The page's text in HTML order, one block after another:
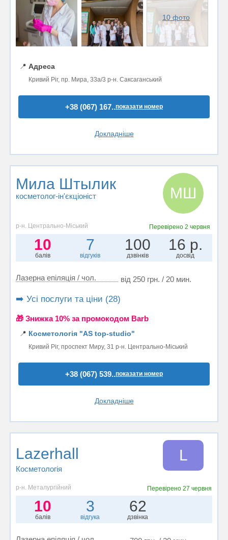
10 фото
📍 Адреса
Кривий Ріг, пр. Мира, 33а/3 р-н. Саксаганський
+38 (067) 167..показати номер
Докладніше
Мила Штылик
косметолог-ін'єкціоніст МШ
р-н. Центрально-Міський Перевірено 2 червня
10
балів
7
відгуків
100
дзвінків
16 р.
досвід
Лазерна епіляція / чол. від 250 грн. / 20 мин.
➡️ Усі послуги та ціни (28)
🎁 Знижка 10% за промокодом Barb
📍 Косметологія "AS top-studio"
Кривий Ріг, проспект Миру, 31 р-н. Центрально-Міський
+38 (067) 539..показати номер
Докладніше
Lazerhall
Косметологія
L
р-н. Металургійний Перевірено27 червня
10
балів
3
відгука
62
дзвінка